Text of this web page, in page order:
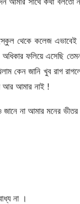
থেকে কলেজ
ফলিয়ে এসেছি
কেন জানি খুব রাগ
আর আমার নাই !
না আমার মনের
না ।